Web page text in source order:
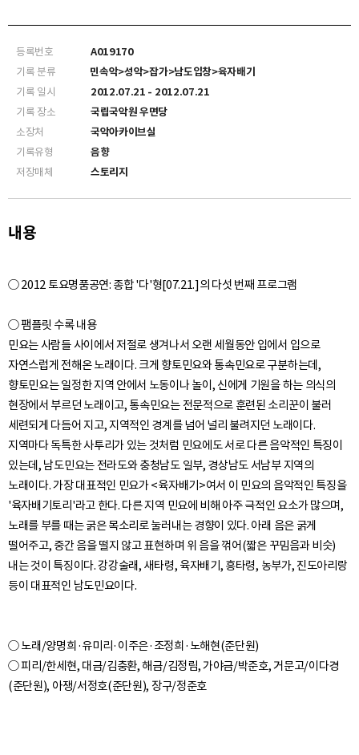
1:03:34
등록번호
A019170
기록 분류
민속악>성악>잡가>남도입창>육자배기
기록 일시
2012.07.21 - 2012.07.21
기록 장소
국립국악원 우면당
소장처
국악아카이브실
기록유형
음향
저장매체
스토리지
내용
○ 2012 토요명품공연: 종합 '다'형[07.21.]의 다섯 번째 프로그램
○ 팸플릿 수록 내용
민요는 사람들 사이에서 저절로 생겨나서 오랜 세월동안 입에서 입으로
자연스럽게 전해온 노래이다. 크게 향토민요와 통속민요로 구분하는데,
향토민요는 일정한 지역 안에서 노동이나 놀이, 신에게 기원을 하는 의식의
현장에서 부르던 노래이고, 통속민요는 전문적으로 훈련된 소리꾼이 불러
세련되게 다듬어 지고, 지역적인 경계를 넘어 널리 불려지던 노래이다.
지역마다 독특한 사투리가 있는 것처럼 민요에도 서로 다른 음악적인 특징이
있는데, 남도민요는 전라도와 충청남도 일부, 경상남도 서남부 지역의
노래이다. 가장 대표적인 민요가 <육자배기>여서 이 민요의 음악적인 특징을
'육자배기토리'라고 한다. 다른 지역 민요에 비해 아주 극적인 요소가 많으며,
노래를 부를 때는 굵은 목소리로 눌러내는 경향이 있다. 아래 음은 굵게
떨어주고, 중간 음을 떨지 않고 표현하며 위 음을 꺾어(짧은 꾸밈음과 비슷)
내는 것이 특징이다. 강강술래, 새타령, 육자배기, 흥타령, 농부가, 진도아리랑
○ 노래/양명희·유미리·이주은·조정희·노해현(준단원)
○ 피리/한세현, 대금/김충환, 해금/김정림, 가야금/박준호, 거문고/이다경
(준단원), 아쟁/서정호(준단원), 장구/정준호